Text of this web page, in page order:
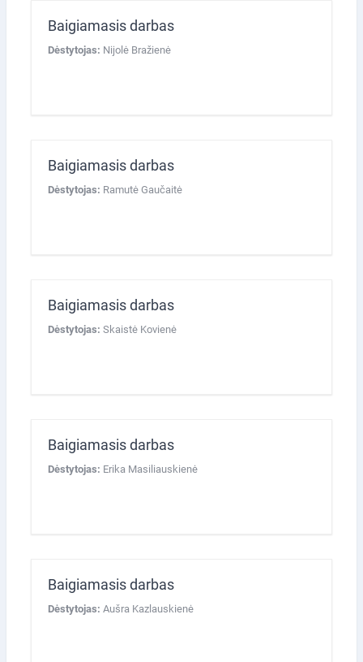
Baigiamasis darbas
Dėstytojas: Nijolė Bražienė
Baigiamasis darbas
Dėstytojas: Ramutė Gaučaitė
Baigiamasis darbas
Dėstytojas: Skaistė Kovienė
Baigiamasis darbas
Dėstytojas: Erika Masiliauskienė
Baigiamasis darbas
Dėstytojas: Aušra Kazlauskienė